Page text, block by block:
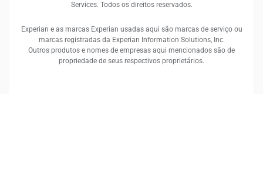
Services. Todos os direitos reservados.
Experian e as marcas Experian usadas aqui são marcas de serviço ou
marcas registradas da Experian Information Solutions, Inc.
Outros produtos e nomes de empresas aqui mencionados são de
propriedade de seus respectivos proprietários.